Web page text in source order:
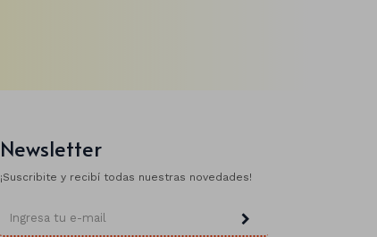
Newsletter
¡Suscribite y recibí todas nuestras novedades!